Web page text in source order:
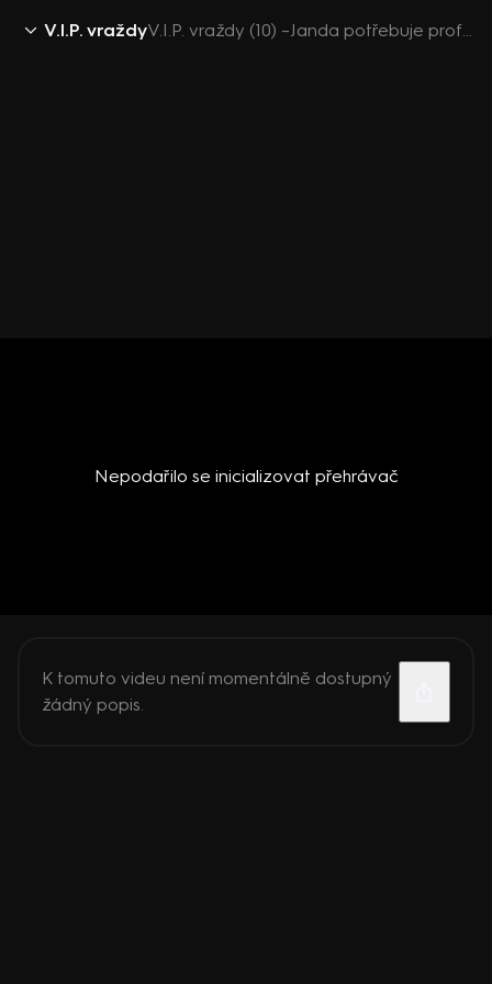
V.I.P. vraždy V.I.P. vraždy (10) –Janda potřebuje profackovat
Nepodařilo se inicializovat přehrávač
K tomuto videu není momentálně dostupný
žádný popis.